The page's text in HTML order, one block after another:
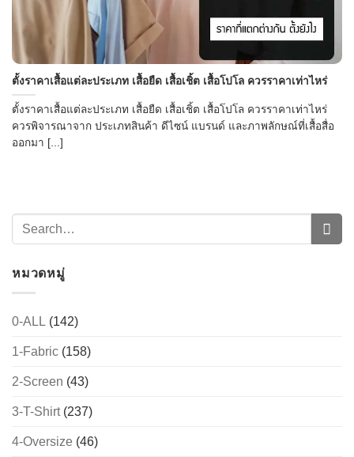
ตั้งราคาเสื้อแต่ละประเภท เสื้อยืด เสื้อเชิ้ต เสื้อโปโล ควรราคาเท่าไหร่
ตั้งราคาเสื้อแต่ละประเภท เสื้อยืด เสื้อเชิ้ต เสื้อโปโล ควรราคาเท่าไหร่
ควรพิจารณาจาก ประเภทสินค้า ดีไซน์ แบรนด์ และภาพลักษณ์ที่เสื้อสื่อ
ออกมา [...]
หมวดหมู่
0-ALL (142)
1-Fabric (158)
2-Screen (43)
3-T-Shirt(237)
4-Oversize (46)
→
CONTACT US